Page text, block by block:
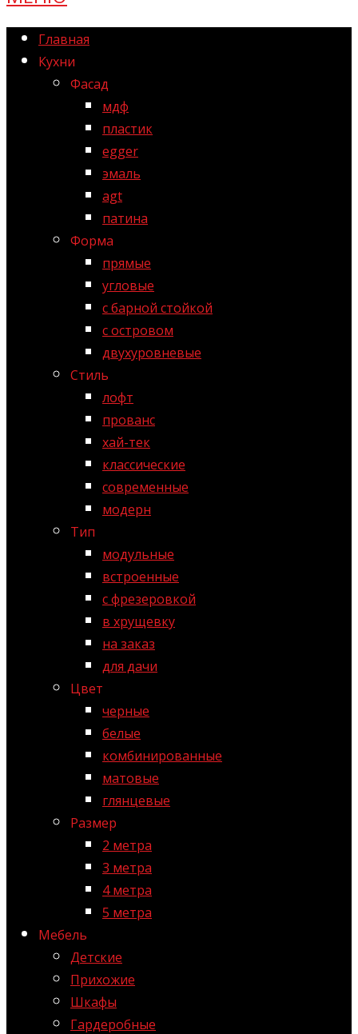
Главная
Кухни
Фасад
мдф
пластик
egger
эмаль
agt
патина
Форма
прямые
угловые
с барной стойкой
с островом
двухуровневые
Стиль
лофт
прованс
хай-тек
классические
современные
модерн
Тип
модульные
встроенные
с фрезеровкой
в хрущевку
на заказ
для дачи
Цвет
черные
белые
комбинированные
матовые
глянцевые
Размер
2 метра
3 метра
4 метра
5 метра
Мебель
Детские
Прихожие
Шкафы
Гардеробные